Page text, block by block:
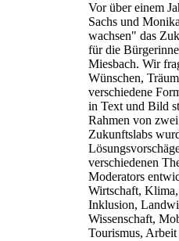
Vor über einem
Sachs und
wachsen" das
für die
Miesbach. Wir
Wünschen,
verschiedene
in Text und Bild
Rahmen von
Zukunftslabs
verschiedenen
Moderators
Wirtschaft,
Inklusion,
Wissenschaft,
Tourismus,